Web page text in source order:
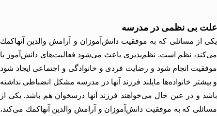
بی نظمی در مدرسه
از مسائلی كه به موفقیت دانش‌آموزان و آرامش والدین آنهاكمك
نظم است. نظم‌پذیری باعث می‌شود فعالیت‌های دانش‌آموز با
انجام شود و رضایت فردی و خانوادگی و اجتماعی ایجاد شود
خانواده‌ها مایلند فرزند آنها در مدرسه مشكل انضباطی نداشته
و در عین حال می‌خواهند فرزند آنها درسخوان هم باشد. یكی از
كه به موفقیت دانش‌آموزان و آرامش والدین آنهاكمك می‌كند،